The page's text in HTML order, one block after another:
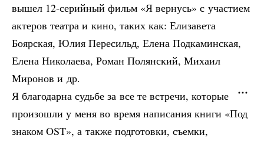
вышел 12-серийный фильм «Я вернусь» с участием
актеров театра и кино, таких как: Елизавета
Боярская, Юлия Пересильд, Елена Подкаминская,
Елена Николаева, Роман Полянский, Михаил
Миронов и др.
Я благодарна судьбе за все те встречи, которые
произошли у меня во время написания книги «Под
знаком OST», а также подготовки, съемки,